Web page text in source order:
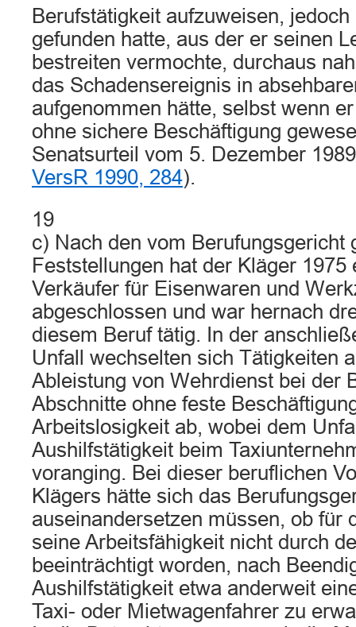
Berufstätigkeit aufzuweisen,
gefunden hatte, aus der er seinen
bestreiten vermochte, durchaus
das Schadensereignis in
aufgenommen hätte, selbst wenn
ohne sichere Beschäftigung
Senatsurteil vom 5. Dezember
VersR 1990, 284).
19
c) Nach den vom Berufungsgericht
Feststellungen hat der Kläger
Verkäufer für Eisenwaren und
abgeschlossen und war hernach
diesem Beruf tätig. In der
Unfall wechselten sich Tätigkeiten
Ableistung von Wehrdienst bei der
Abschnitte ohne feste
Arbeitslosigkeit ab, wobei dem
Aushilfstätigkeit beim
voranging. Bei dieser beruflichen
Klägers hätte sich das
auseinandersetzen müssen, ob für
seine Arbeitsfähigkeit nicht durch
beeinträchtigt worden, nach
Aushilfstätigkeit etwa anderweit
Taxi- oder Mietwagenfahrer zu